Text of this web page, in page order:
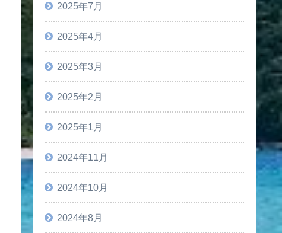
2025年7月
2025年4月
2025年3月
2025年2月
2025年1月
2024年11月
2024年10月
2024年8月